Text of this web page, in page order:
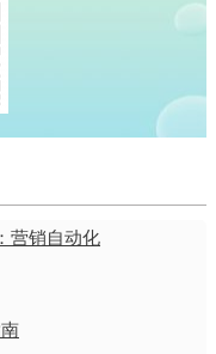
营销自动化